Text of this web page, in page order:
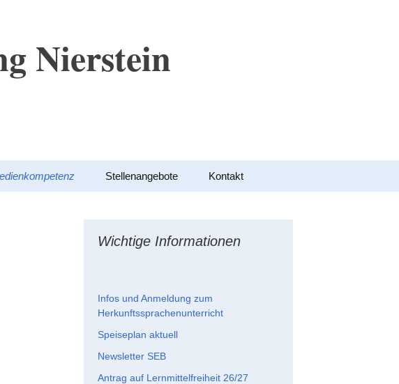
Nierstein
Stellenangebote Kontakt
Wichtige Informationen
Infos und Anmeldung zum
Herkunftssprachenunterricht
Speiseplan aktuell
Newsletter SEB
Antrag auf Lernmittelfreiheit 26/27